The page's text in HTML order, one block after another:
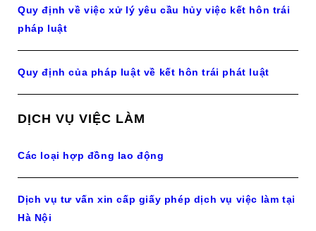
Quy định về việc xử lý yêu cầu hủy việc kết hôn trái
pháp luật
Quy định của pháp luật về kết hôn trái phát luật
DỊCH VỤ VIỆC LÀM
Các loại hợp đồng lao động
Dịch vụ tư vấn xin cấp giấy phép dịch vụ việc làm tại
Hà Nội